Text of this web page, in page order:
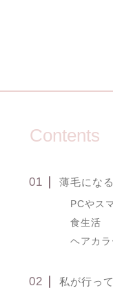
Contents
薄毛にな
PCやス
食生活
ヘアカ
私が行っ